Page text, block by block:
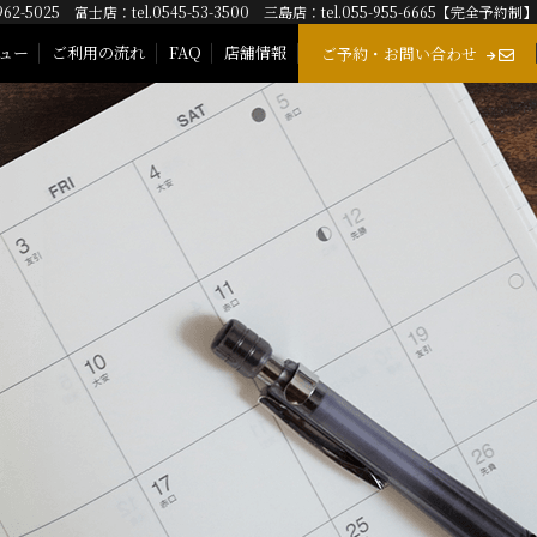
5025 富士店：tel.0545-53-3500 三島店：tel.055-955-6665【完全予約制】
ー ご利用の流れ FAQ 店舗情報 ご予約・お問い合わせ